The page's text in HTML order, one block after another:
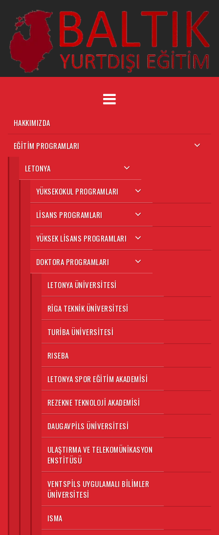
HAKKIMIZDA
EĞITIM PROGRAMLARI
LETONYA
YÜKSEKOKUL PROGRAMLARI
LISANS PROGRAMLARI
YÜKSEK LISANS PROGRAMLARI
DOKTORA PROGRAMLARI
LETONYA ÜNIVERSITESI
RIGA TEKNIK ÜNIVERSITESI
TURIBA ÜNIVERSITESI
RISEBA
LETONYA SPOR EĞITIM AKADEMISI
REZEKNE TEKNOLOJI AKADEMISI
DAUGAVPILS ÜNIVERSITESI
ULAŞTIRMA VE TELEKOMÜNIKASYON
ENSTITÜSÜ
VENTSPILS UYGULAMALI BILIMLER
ÜNIVERSITESI
ISMA